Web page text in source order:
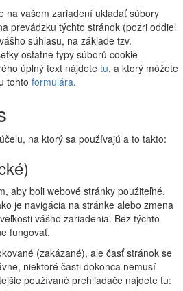
na vašom zariadení ukladať súbory
prevádzku týchto stránok (pozri oddiel
súhlasu, na základe tzv.
ostatné typy súborů cookie
úplný text nájdete tu, a ktorý môžete
tohto formulára.
na ktorý sa používajú a to takto:
aby boli webové stránky použiteľné.
je navigácia na stránke alebo zmena
vášho zariadenia. Bez týchto
fungovať.
(zakázané), ale časť stránok se
niektoré časti dokonca nemusí
používané prehliadače nájdete tu: